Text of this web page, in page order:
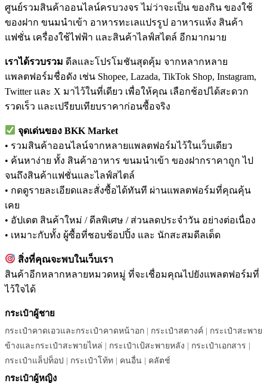
ศูนย์รวมสินค้าออนไลน์ครบวงจร ไม่ว่าจะเป็น ของกิน ของใช้
ของฝาก ขนมนำเข้า อาหารทะเลแปรรูป อาหารแห้ง สินค้า
แฟชั่น เครื่องใช้ไฟฟ้า และสินค้าไลฟ์สไตล์ อีกมากมาย
เราได้รวบรวม ดีลและโปรโมชันสุดคุ้ม จากหลากหลาย
แพลตฟอร์มชื่อดัง เช่น Shopee, Lazada, TikTok Shop, Instagram,
Twitter และ X มาไว้ในที่เดียว เพื่อให้คุณ เลือกช้อปได้สะดวก
รวดเร็ว และเปรียบเทียบราคาก่อนซื้อจริง
จุดเด่นของ BKK Market
• รวมสินค้าออนไลน์จากหลายแพลตฟอร์มไว้ในเว็บเดียว
• ค้นหาง่าย ทั้ง สินค้าอาหาร ขนมนำเข้า ของฝากราคาถูก ไป
จนถึงสินค้าแฟชั่นและไลฟ์สไตล์
• กดดูรายละเอียดและสั่งซื้อได้ทันที ผ่านแพลตฟอร์มที่คุณคุ้น
เคย
• อัปเดต สินค้าใหม่ / ดีลพิเศษ / ส่วนลดประจำวัน อย่างต่อเนื่อง
• เหมาะกับทั้ง ผู้ซื้อที่ชอบช้อปปิ้ง และ นักสะสมดีลเด็ด
สิ่งที่คุณจะพบในเว็บเรา
สินค้าอีกหลากหลายหมวดหมู่ ที่จะเชื่อมคุณไปยังแพลตฟอร์มที่
ไว้ใจได้
กระเป๋าผู้ชาย
กระเป๋าคาดเอวและกระเป๋าคาดหน้าอก | กระเป๋าสตางค์ | กระเป๋าสะพาย
ข้างและกระเป๋าสะพายไหล่ | กระเป๋าเป้สะพายหลัง | กระเป๋าเอกสาร |
กระเป๋าแล็ปท็อป | กระเป๋าโท้ท | คนอื่น | คลัตช์
กระเป๋าผู้หญิง